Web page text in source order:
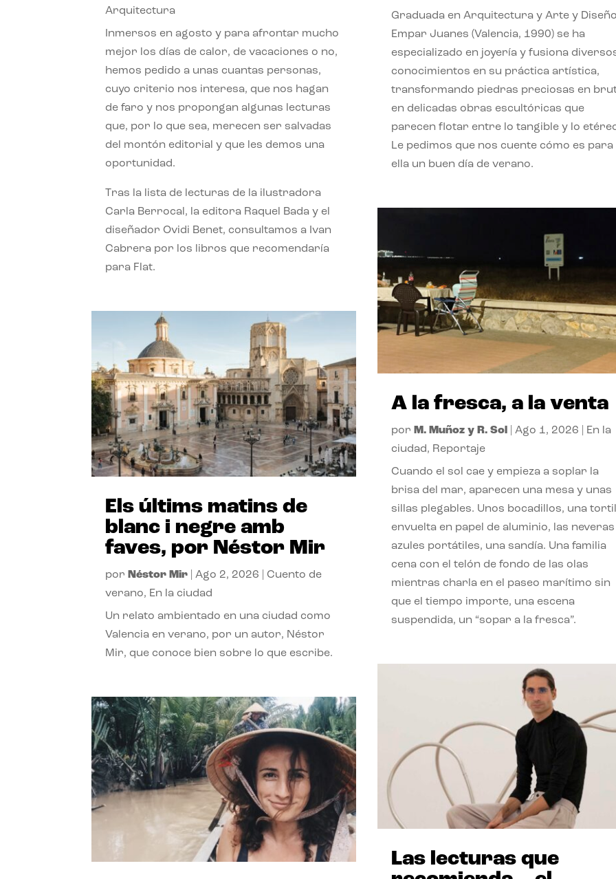
Arquitectura
Inmersos en agosto y para afrontar mucho
mejor los días de calor, de vacaciones o no,
hemos pedido a unas cuantas personas,
cuyo criterio nos interesa, que nos hagan
de faro y nos propongan algunas lecturas
que, por lo que sea, merecen ser salvadas
del montón editorial y que les demos una
oportunidad.
Tras la lista de lecturas de la ilustradora
Carla Berrocal, la editora Raquel Bada y el
diseñador Ovidi Benet, consultamos a Ivan
Cabrera por los libros que recomendaría
para Flat.
Els últims matins de
blanc i negre amb
faves, por Néstor Mir
por Néstor Mir |Ago 2, 2026 |Cuento de
verano, En la ciudad
Un relato ambientado en una ciudad como
Valencia en verano, por un autor, Néstor
Mir, que conoce bien sobre lo que escribe.
Graduada en Arquitectura y Arte y
Empar Juanes (Valencia, 1990) se ha
especializado en joyería y fusiona
conocimientos en su práctica artística,
transformando piedras preciosas en
en delicadas obras escultóricas que
parecen flotar entre lo tangible y lo
Le pedimos que nos cuente cómo es para
ella un buen día de verano.
A la fresca, a la venta
por M. Muñoz y R. Sol Ago 1, 2026
En la
ciudad, Reportaje
Cuando el sol cae y empieza a soplar la
brisa del mar, aparecen una mesa y unas
sillas plegables. Unos bocadillos, una
envuelta en papel de aluminio, las neveras
azules portátiles, una sandía. Una familia
cena con el telón de fondo de las olas
mientras charla en el paseo marítimo sin
que el tiempo importe, una escena
suspendida, un “sopar a la fresca”.
Las lecturas que